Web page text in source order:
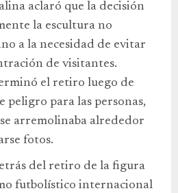
aclaró que la decisión
la escultura no
a la necesidad de evitar
de visitantes.
el retiro luego de
peligro para las personas,
arremolinaba alrededor
fotos.
del retiro de la figura
futbolístico internacional